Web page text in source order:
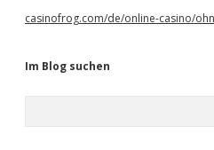
casinofrog.com/de/online-casino/
Im Blog suchen